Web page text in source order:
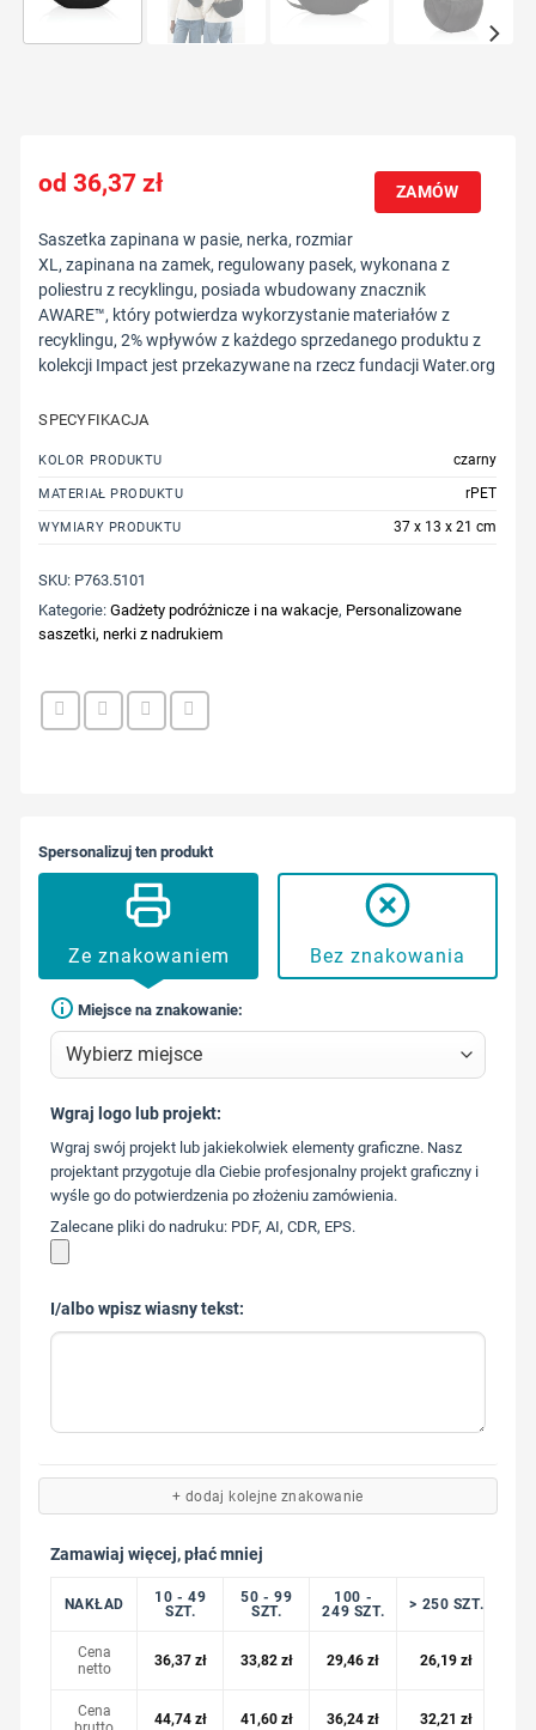
36,37zł ZAMÓW
Saszetka zapinana w pasie, nerka, rozmiar
XL, zapinana na zamek, regulowany pasek, wykonana z
poliestru z recyklingu, posiada wbudowany znacznik
AWARE™, który potwierdza wykorzystanie materiałów z
recyklingu, 2% wpływów z każdego sprzedanego produktu z
kolekcji Impact jest przekazywane na rzecz fundacji Water.org
SPECYFIKACJA
KOLOR PRODUKTU czarny
MATERIAŁ PRODUKTU rPET
WYMIARY PRODUKTU 37 x 13 x 21 cm
SKU: P763.5101
Kategorie:Gadżety podróżnicze i na wakacje, Personalizowane
saszetki, nerki z nadrukiem
Spersonalizuj ten produkt
Ze znakowaniem Bez znakowania
Miejsce na znakowanie:
573 568
217
Wgraj logo lub projekt:
Wgraj swój projekt lub jakiekolwiek elementy graficzne. Nasz
projektant przygotuje dla Ciebie profesjonalny projekt graficzny i
wyśle go do potwierdzenia po złożeniu zamówienia.
Zalecane pliki do nadruku: PDF, AI, CDR, EPS.
I/albo wpisz wiasny tekst:
+ dodaj kolejne znakowanie
Zamawiaj więcej, płać mniej
NAKŁAD
10 - 49
SZT.
50 - 99
SZT.
100 -
249 SZT.
> 250 SZT.
Cena
netto
36,37 zł 33,82 zł 29,46zł 26,19zł
Cena
44,74 zł 41,60 zł 36,24zł 32,21zł